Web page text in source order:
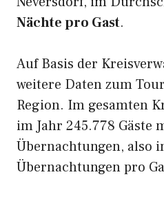
Nächte pro Gast.
Auf Basis der
weitere Daten zum
Region. Im gesamten
im Jahr 245.778 Gäste
Übernachtungen, also
Übernachtungen pro